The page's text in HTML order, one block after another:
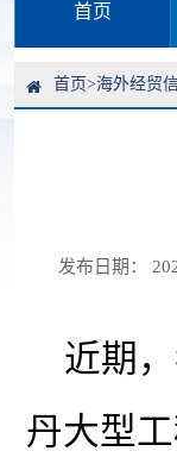
首页
首页>海外经贸
发布日期：
近期
丹大型